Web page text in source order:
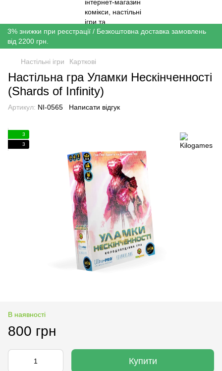
3% знижки при реєстрації / Безкоштовна доставка замовлень
від 2200 грн.
Настільні ігри Карткові
Настільна гра Уламки Нескінченності
(Shards of Infinity)
Артикул: NI-0565 Написати відгук
3
3
В наявності
800 грн
Купити